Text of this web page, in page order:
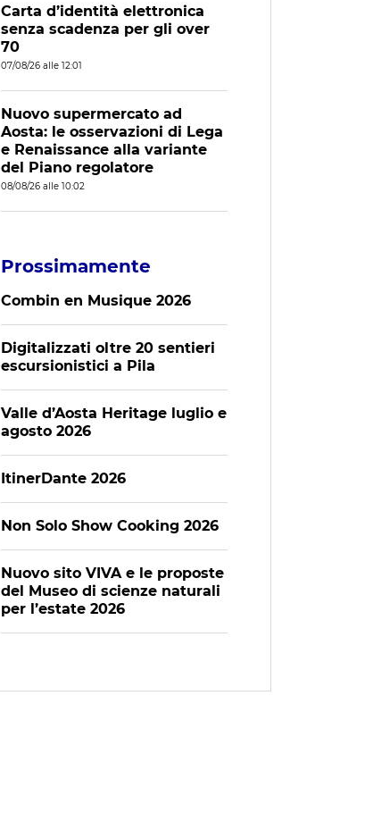
Carta d’identità elettronica
senza scadenza per gli over
70
07/08/26 alle 12:01
Nuovo supermercato ad
Aosta: le osservazioni di Lega
e Renaissance alla variante
del Piano regolatore
08/08/26 alle 10:02
Prossimamente
Combin en Musique 2026
Digitalizzati oltre 20 sentieri
escursionistici a Pila
Valle d’Aosta Heritage luglio e
agosto 2026
ItinerDante 2026
Non Solo Show Cooking 2026
Nuovo sito VIVA e le proposte
del Museo di scienze naturali
per l’estate 2026